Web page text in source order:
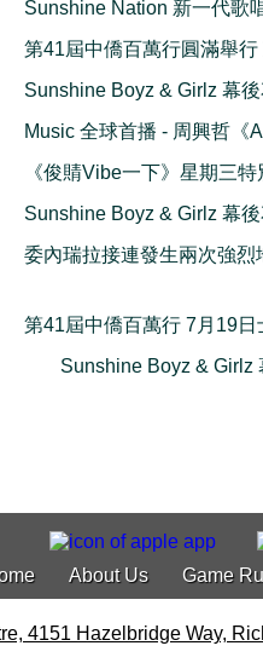
Sunshine Nation 新一代歌
第41屆中僑百萬行圓滿舉
Sunshine Boyz & Girlz 幕
Music 全球首播 - 周興哲《
《俊䝼Vibe一下》星期三
Sunshine Boyz & Girlz 幕
委內瑞拉接連發生兩次強
第41屆中僑百萬行 7月19
Sunshine Boyz & Girlz
About Us Game
4151 Hazelbridge Way,